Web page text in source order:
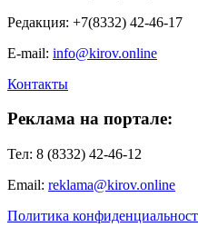
Редакция: +7(8332) 42-46-17
E-mail: info@kirov.online
Контакты
Реклама на портале:
Тел: 8 (8332) 42-46-12
Email: reklama@kirov.online
Политика